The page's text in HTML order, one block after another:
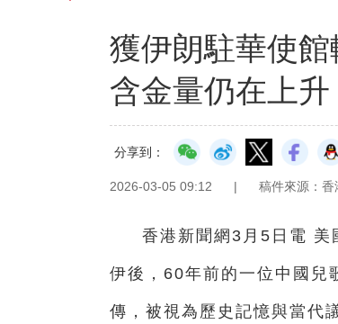
獲伊朗駐華使
含金量仍在上升
分享到：
2026-03-05 09:12 | 稿件來源：香
香港新聞網3月5日電 美
伊後，60年前的一位中國兒
傳，被視為歷史記憶與當代